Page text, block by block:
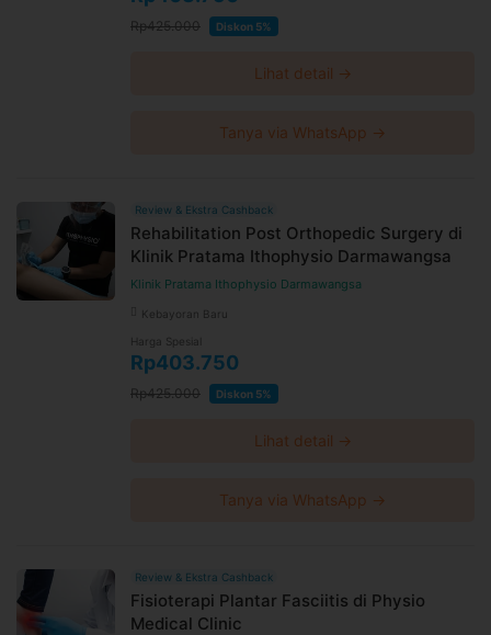
Rp425.000 Diskon 5%
Lihat detail →
Tanya via WhatsApp →
Review & Ekstra Cashback
Rehabilitation Post Orthopedic Surgery di
Klinik Pratama Ithophysio Darmawangsa
Klinik Pratama Ithophysio Darmawangsa
Kebayoran Baru
Harga Spesial
Rp403.750
Rp425.000 Diskon 5%
Lihat detail →
Tanya via WhatsApp →
Review & Ekstra Cashback
Fisioterapi Plantar Fasciitis di Physio
Medical Clinic